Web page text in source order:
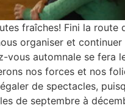
fraîches! Fini la route
organiser et continuer
automnale se fera
nos forces et nos
de spectacles,
de septembre à